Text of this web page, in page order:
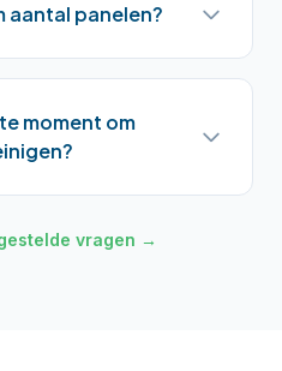
aantal panelen?
moment om
vragen →